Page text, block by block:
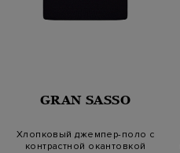
GRAN SASSO
Хлопковый джемпер-поло с
контрастной окантовкой